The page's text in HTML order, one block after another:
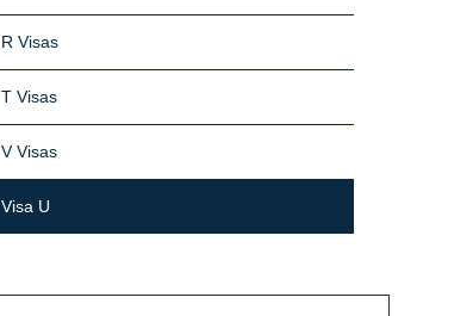
R Visas
T Visas
V Visas
Visa U